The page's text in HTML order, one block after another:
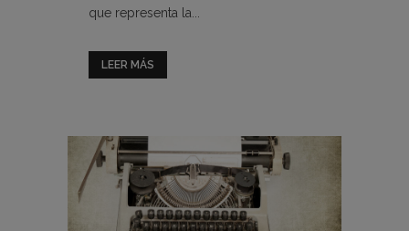
que representa la...
LEER MÁS